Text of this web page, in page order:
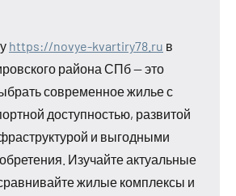
https://novye-kvartiry78.ru в
района СПб — это
современное жилье с
доступностью, развитой
и выгодными
Изучайте актуальные
жилые комплексы и